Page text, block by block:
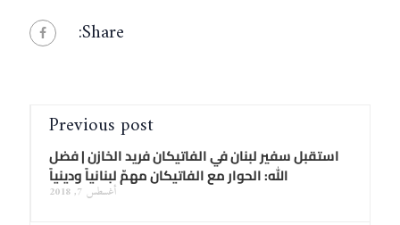
Share:
Previous post
استقبل سفير لبنان في الفاتيكان فريد الخازن | فضل
الله: الحوار مع الفاتيكان مهمّ لبنانياً ودينياً
أغسطس 7, 2018